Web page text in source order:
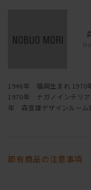
1946年 福岡生まれ 1970
1970年 ナガノインテリ
年 森宣雄デザインルーム
節有商品の注意事項